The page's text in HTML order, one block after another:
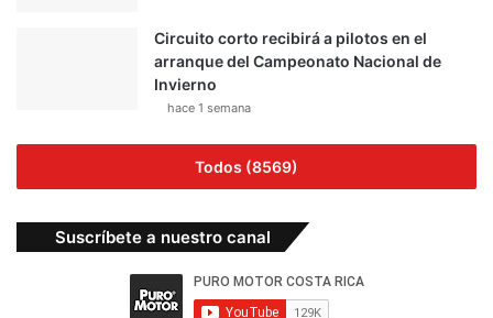
Circuito corto recibirá a pilotos en el
arranque del Campeonato Nacional de
Invierno
hace 1 semana
Todos (8569)
Suscríbete a nuestro canal